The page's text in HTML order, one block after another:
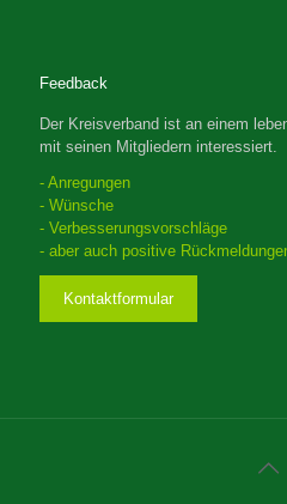
Feedback
Der Kreisverband ist an einem
mit seinen Mitgliedern interessiert.
- Anregungen
- Wünsche
- Verbesserungsvorschläge
- aber auch positive
Kontaktformular